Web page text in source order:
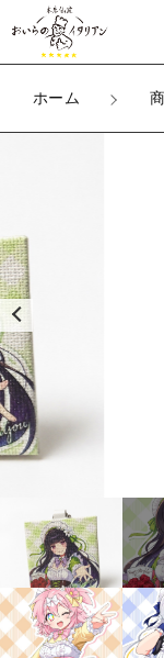
ホーム
カートに商品
【
ログイン /
コラボ限定商品
天然昆布塩
新着商品
セール
その他